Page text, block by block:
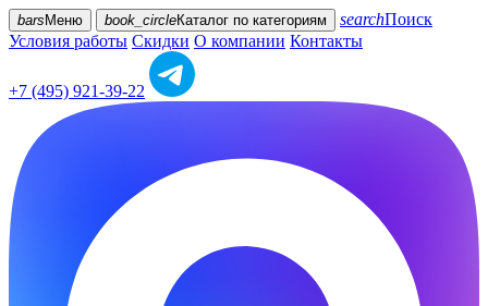
bars Меню book_circleКаталог по категориям searchПоиск
Условия работы Скидки О компании Контакты
+7 (495) 921-39-22